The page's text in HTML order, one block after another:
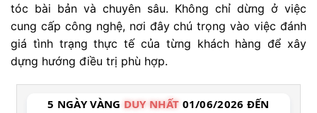
tóc bài bản và chuyên sâu. Không chỉ dừng ở việc
cung cấp công nghệ, nơi đây chú trọng vào việc đánh
giá tình trạng thực tế của từng khách hàng để xây
dựng hướng điều trị phù hợp.
5 NGÀY VÀNG DUY NHẤT 01/06/2026 ĐẾN